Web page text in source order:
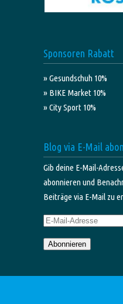
Sponsoren Rabatt
» Gesundschuh 10%
» BIKE Market 10%
» City Sport 10%
Blog via E-Mail
Gib deine E-Mail-
abonnieren und
Beiträge via E-Mail zu
E-
Adresse
Abonnieren